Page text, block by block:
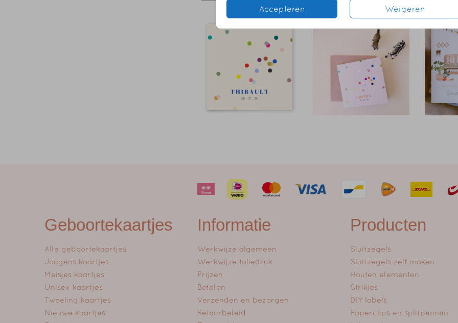
Accepteren Weigeren
Geboortekaartjes
Alle geboortekaartjes
Jongens kaartjes
Meisjes kaartjes
Unisex kaartjes
Tweeling kaartjes
Nieuwe kaartjes
Informatie
Werkwijze algemeen
Werkwijze foliedruk
Prijzen
Betalen
Verzenden en bezorgen
Retourbeleid
Producten
Sluitzegels
Sluitzegels zelf maken
Houten elementen
Strikjes
DIY labels
Paperclips en splitpennen